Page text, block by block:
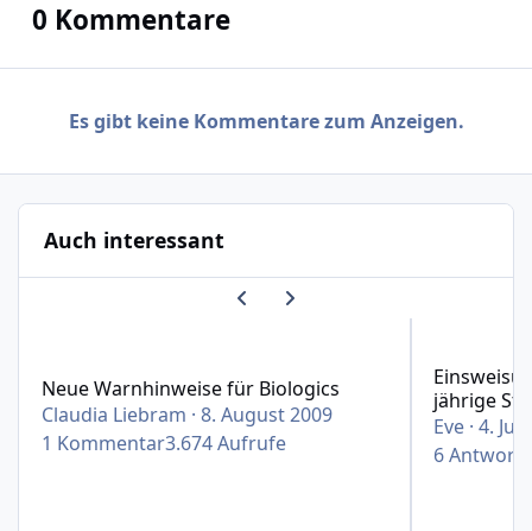
0 Kommentare
Es gibt keine Kommentare zum Anzeigen.
Auch interessant
Vorherige Karussell-Folie
Nächste Karussell-Folie
Neue Warnhinweise für Biologics
Claudia Liebram ·8. August 2009
1 Kommentar3.674Aufrufe
jährige
Eve ·4. Juli
6